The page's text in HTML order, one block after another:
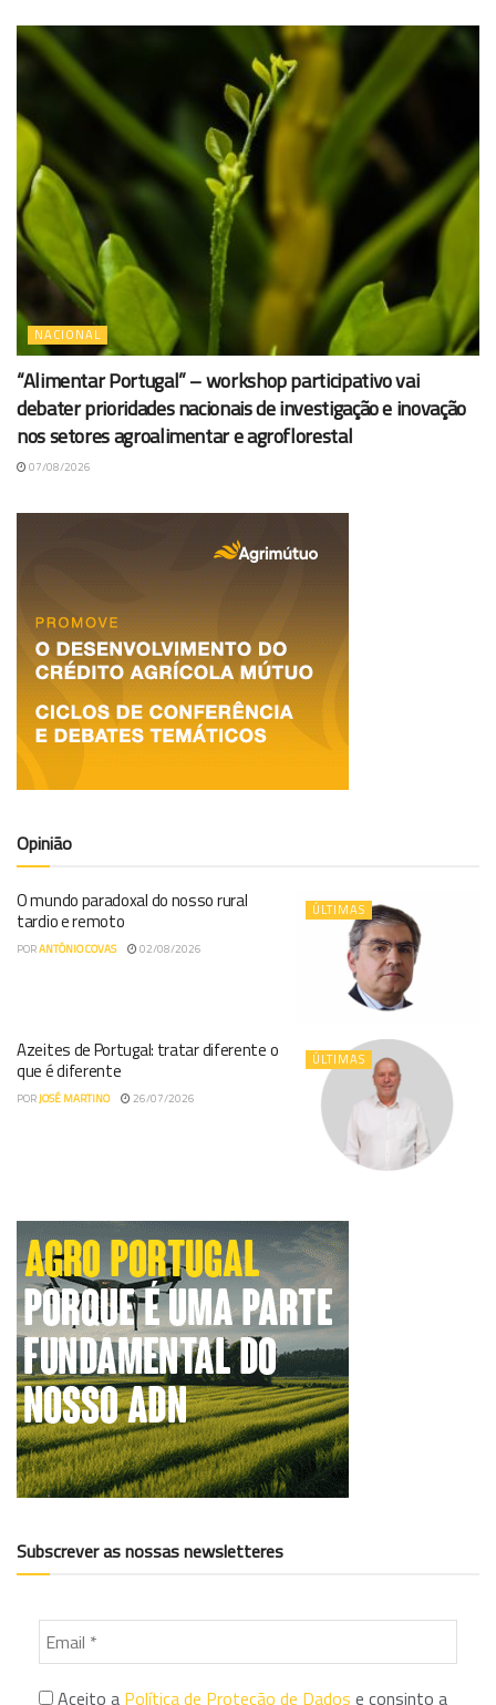
NACIONAL
“Alimentar Portugal” – workshop participativo vai
debater prioridades nacionais de investigação e inovação
nos setores agroalimentar e agroflorestal
07/08/2026
Opinião
ÚLTIMAS
O mundo paradoxal do nosso rural
tardio e remoto
PORANTÓNIO COVAS 02/08/2026
ÚLTIMAS
Azeites de Portugal: tratar diferente o
que é diferente
PORJOSÉ MARTINO 26/07/2026
Subscrever as nossas newsletteres
Aceito a Política de Proteção de Dados e consinto a